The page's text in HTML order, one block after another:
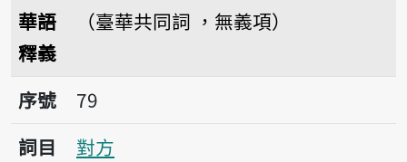
華語
釋義
（臺華共同詞 ，無義項）
序號79對方
序號
79
詞目
對方